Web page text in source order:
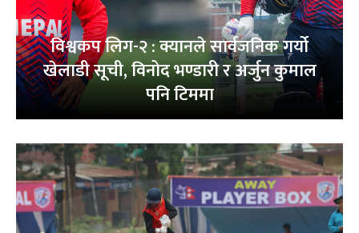
विश्वकप लिग-२ : क्यानले सार्वजनिक गर्यो
खेलाडी सूची, विनोद भण्डारी र अर्जुन कुमाल
पनि टिममा